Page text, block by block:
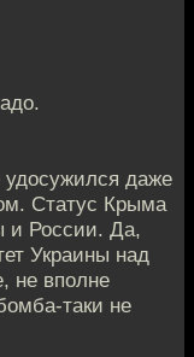
даже
Статус Крыма
и России. Да,
Украины над
не вполне
таки не